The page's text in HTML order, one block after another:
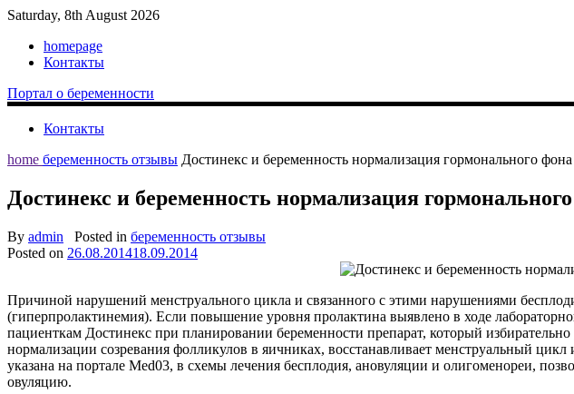
Saturday, 8th August 2026
homepage
Контакты
Портал о беременности
Контакты
home беременность отзывы Достинекс и беременность нормализация гормонального
Достинекс и беременность нормализация
By admin Posted in беременность отзывы
Posted on 26.08.201418.09.2014
Причиной нарушений менструального цикла и связанного с этими нарушениями
(гиперпролактинемия). Если повышение уровня пролактина выявлено в ходе
пациенткам Достинекс при планировании беременности препарат, который
нормализации созревания фолликулов в яичниках, восстанавливает менструальный
указана на портале Med03, в схемы лечения бесплодия, ановуляции и олигоменореи,
овуляцию.